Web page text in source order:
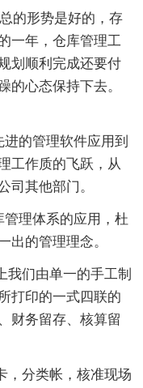
的形势是好的，存
一年，仓库管理工
划顺利完成还要付
的心态保持下去。
的管理软件应用到
工作质的飞跃，从
司其他部门。
管理体系的应用，杜
出的管理理念。
我们由单一的手工制
打印的一式四联的
财务留存、核算留
，分类帐，核准现场